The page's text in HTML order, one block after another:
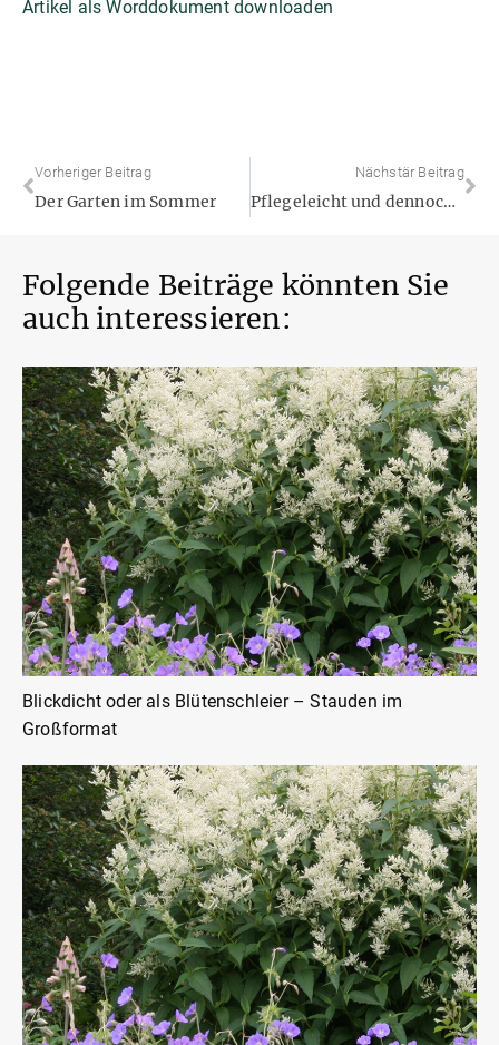
Artikel als Worddokument downloaden
Vorheriger Beitrag
Der Garten im Sommer
Nächstär Beitrag
Pflegeleicht und dennoch schön: Bodendecker sparen Arbeit im Garten
Folgende Beiträge könnten Sie
auch interessieren:
Blickdicht oder als Blütenschleier – Stauden im
Großformat